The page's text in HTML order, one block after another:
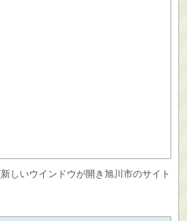
しいウインドウが開き旭川市のサイト